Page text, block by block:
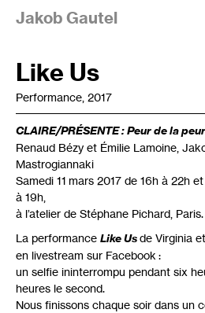
Jakob Gautel
Like Us
Performance, 2017
CLAIRE/PRÉSENTE: Peur de la peur
Renaud Bézy et Émilie Lamoine,
Mastrogiannaki
Samedi 11 mars 2017 de 16h à 22h
à 19h,
à l’atelier de Stéphane Pichard, Paris.
La performance Like Usde Virginia
en livestream sur Facebook :
un selfie ininterrompu pendant six
heures le second.
Nous finissons chaque soir dans un